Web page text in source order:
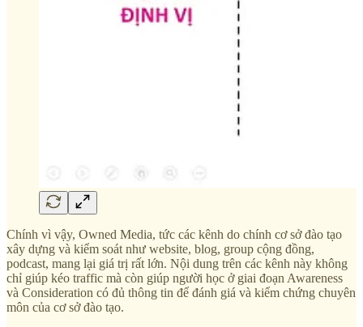
Chính vì vậy, Owned Media, tức các kênh do chính cơ sở đào tạo
xây dựng và kiểm soát như website, blog, group cộng đồng,
podcast, mang lại giá trị rất lớn. Nội dung trên các kênh này không
chỉ giúp kéo traffic mà còn giúp người học ở giai đoạn Awareness
và Consideration có đủ thông tin để đánh giá và kiểm chứng chuyên
môn của cơ sở đào tạo.